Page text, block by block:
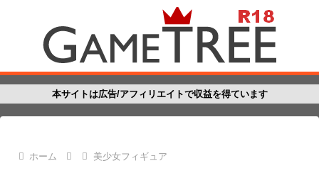
本サイトは広告/アフィリエイトで収益を得ています
ホーム 美少女フィギュア